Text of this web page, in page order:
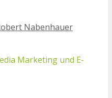
Nabenhauer
Marketing und E-